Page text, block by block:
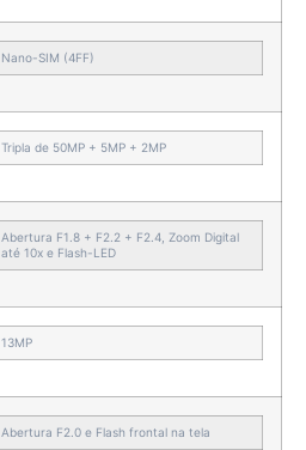
Nano-SIM (4FF)
Tripla de 50MP + 5MP + 2MP
Abertura F1.8 + F2.2 + F2.4, Zoom Digital
até 10x e Flash-LED
13MP
Abertura F2.0 e Flash frontal na tela